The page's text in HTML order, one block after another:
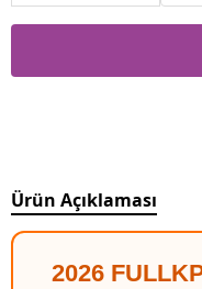
Ürün Açıklaması
2026